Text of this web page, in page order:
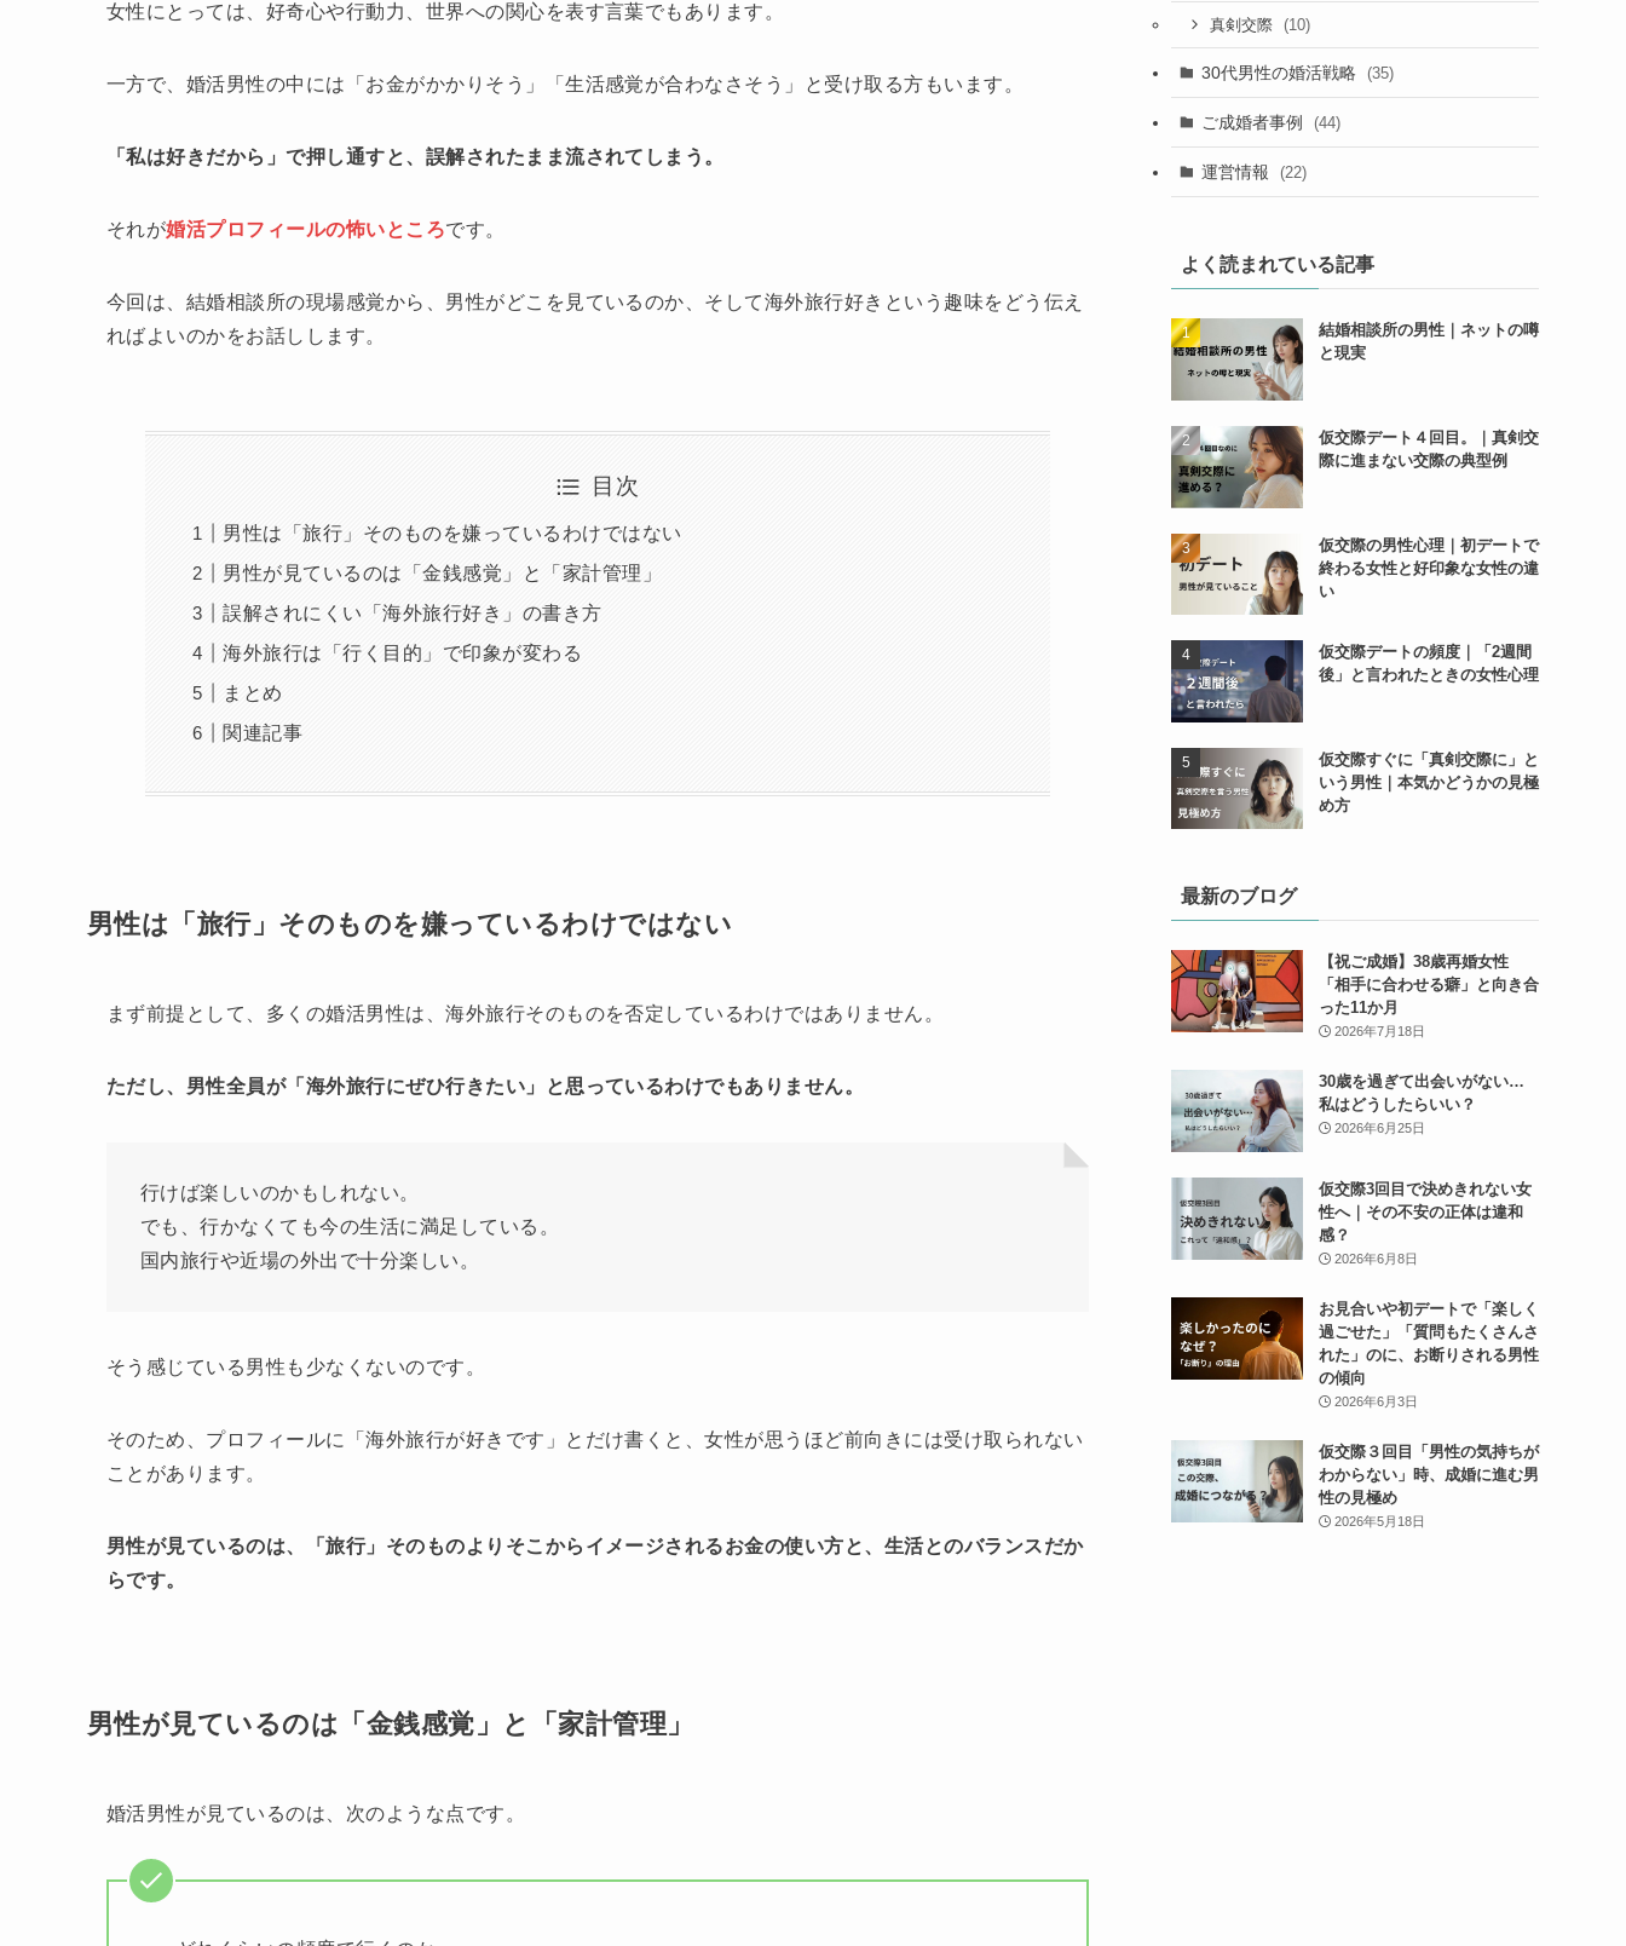
女性にとっては、好奇心や行動力、世界への関心を表す言葉でもあります。
一方で、婚活男性の中には「お金がかかりそう」「生活感覚が合わなさそう」と受け取る方もいます。
「私は好きだから」で押し通すと、誤解されたまま流されてしまう。
それが婚活プロフィールの怖いところです。
今回は、結婚相談所の現場感覚から、男性がどこを見ているのか、そして海外旅行好きという趣味をどう伝え
ればよいのかをお話しします。
目次
男性は「旅行」そのものを嫌っているわけではない
男性が見ているのは「金銭感覚」と「家計管理」
誤解されにくい「海外旅行好き」の書き方
海外旅行は「行く目的」で印象が変わる
まとめ
関連記事
男性は「旅行」そのものを嫌っているわけではない
まず前提として、多くの婚活男性は、海外旅行そのものを否定しているわけではありません。
ただし、男性全員が「海外旅行にぜひ行きたい」と思っているわけでもありません。
行けば楽しいのかもしれない。
でも、行かなくても今の生活に満足している。
国内旅行や近場の外出で十分楽しい。
そう感じている男性も少なくないのです。
そのため、プロフィールに「海外旅行が好きです」とだけ書くと、女性が思うほど前向きには受け取られない
ことがあります。
男性が見ているのは、「旅行」そのものよりそこからイメージされるお金の使い方と、生活とのバランスだか
らです。
男性が見ているのは「金銭感覚」と「家計管理」
婚活男性が見ているのは、次のような点です。
真剣交際 (10)
30代男性の婚活戦略 (35)
ご成婚者事例 (44)
運営情報 (22)
よく読まれている記事
結婚相談所の男性｜ネットの噂
と現実
仮交際デート４回目。｜真剣交
際に進まない交際の典型例
仮交際の男性心理｜初デートで
終わる女性と好印象な女性の違
い
仮交際デートの頻度｜「2週間
後」と言われたときの女性心理
仮交際すぐに「真剣交際に」と
いう男性｜本気かどうかの見極
め方
最新のブログ
【祝ご成婚】38歳再婚女性
「相手に合わせる癖」と向き合
った11か月
2026年7月18日
30歳を過ぎて出会いがない…
私はどうしたらいい？
2026年6月25日
仮交際3回目で決めきれない女
性へ｜その不安の正体は違和
感？
2026年6月8日
お見合いや初デートで「楽しく
過ごせた」「質問もたくさんさ
れた」のに、お断りされる男性
の傾向
2026年6月3日
仮交際３回目「男性の気持ちが
わからない」時、成婚に進む男
性の見極め
2026年5月18日